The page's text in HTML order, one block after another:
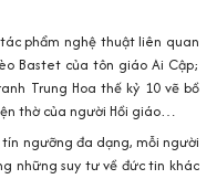
phẩm nghệ thuật liên quan
Bastet của tôn giáo Ai Cập;
Trung Hoa thế kỷ 10 vẽ bồ
thờ của người Hồi giáo…
ngưỡng đa dạng, mỗi người
những suy tư về đức tin khác